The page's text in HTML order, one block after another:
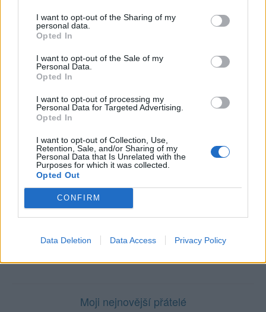
I want to opt-out of the Sharing of my
personal data.
Opted In
I want to opt-out of the Sale of my
Personal Data.
Opted In
I want to opt-out of processing my
Personal Data for Targeted Advertising.
Opted In
I want to opt-out of Collection, Use,
Retention, Sale, and/or Sharing of my
Personal Data that Is Unrelated with the
Purposes for which it was collected.
Opted Out
CONFIRM
Data Deletion Data Access Privacy Policy
Informace o profilu a chatu
Registrace od
Naposledy aktivní : 07.07.2019 12:19
: 4.17 hod.
Líbí se:0
Poslední 3 příspěvky na mé zdi
Zobrazit celou mou zeď
Moji nejnovější přátelé